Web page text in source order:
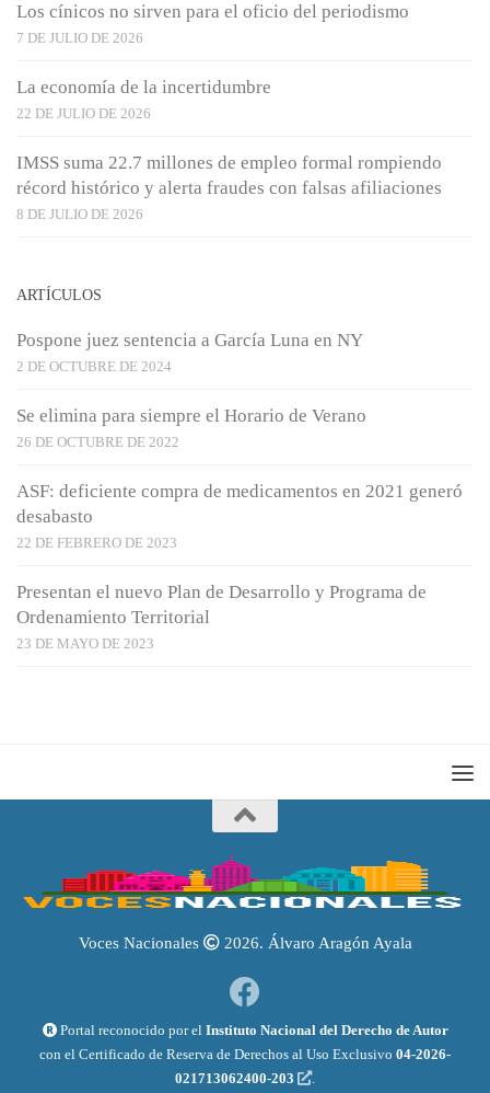
Los cínicos no sirven para el oficio del periodismo
7 DE JULIO DE 2026
La economía de la incertidumbre
22 DE JULIO DE 2026
IMSS suma 22.7 millones de empleo formal rompiendo
récord histórico y alerta fraudes con falsas afiliaciones
8 DE JULIO DE 2026
ARTÍCULOS
Pospone juez sentencia a García Luna en NY
2 DE OCTUBRE DE 2024
Se elimina para siempre el Horario de Verano
26 DE OCTUBRE DE 2022
ASF: deficiente compra de medicamentos en 2021 generó
desabasto
22 DE FEBRERO DE 2023
Presentan el nuevo Plan de Desarrollo y Programa de
Ordenamiento Territorial
23 DE MAYO DE 2023
Voces Nacionales 2026. Álvaro Aragón Ayala
Portal reconocido por el Instituto Nacional del Derecho de Autor
con el Certificado de Reserva de Derechos al Uso Exclusivo 04-2026-
021713062400-203
.